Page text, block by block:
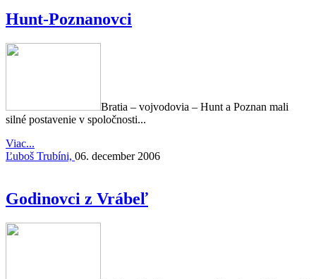
Hunt-Poznanovci
Bratia – vojvodovia – Hunt a Poznan mali
silné postavenie v spoločnosti...
Viac...
Ľuboš Trubíni, 06. december 2006
Godinovci z Vrábeľ